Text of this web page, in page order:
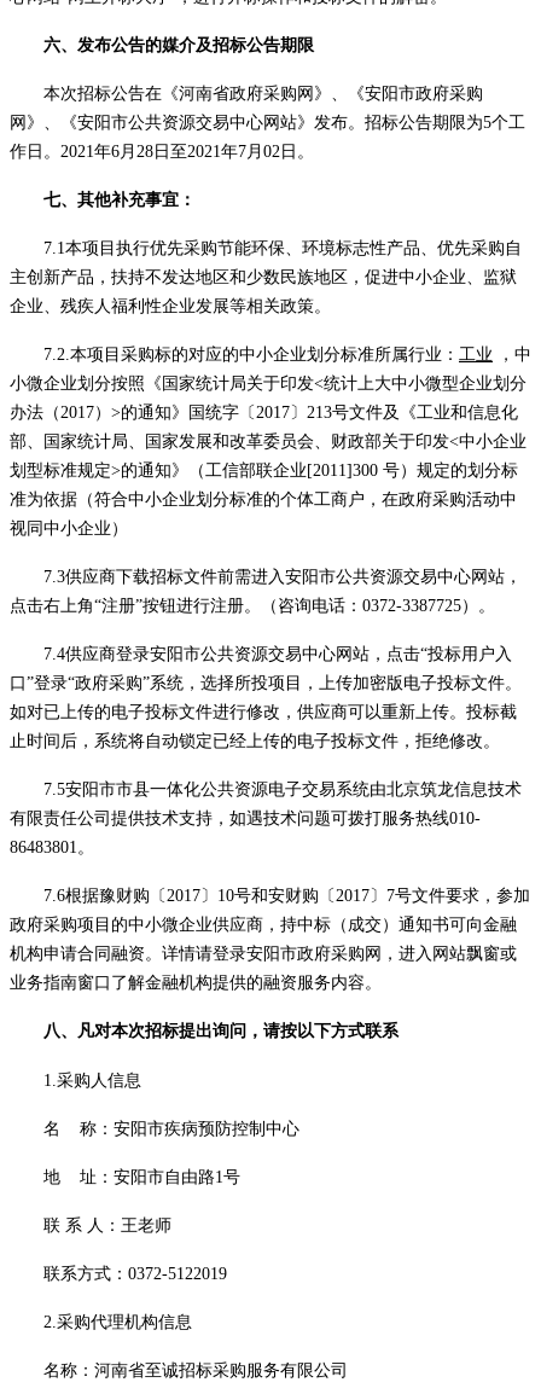
六、发布公告的媒介及招标公告期限
本次招标公告在《河南省政府采购网》、《安阳市政府采购
网》、《安阳市公共资源交易中心网站》发布。招标公告期限为5个工
作日。 2021年6月 28 日至2021年7月 02 日。
七、其他补充事宜：
7.1本项目执行优先采购节能环保、环境标志性产品、优先采购自
主创新产品，扶持不发达地区和少数民族地区，促进中小企业、监狱
企业、残疾人福利性企业发展等相关政策。
7.2.本项目采购标的对应的中小企业划分标准所属行业： 工业
，中
小微企业划分按照《国家统计局关于印发<统计上大中小微型企业划分
办法（2017）>的通知》国统字〔2017〕213号文件及《工业和信息化
部、国家统计局、国家发展和改革委员会、财政部关于印发<中小企业
划型标准规定>的通知》（工信部联企业[2011]300 号）规定的划分标
准为依据（符合中小企业划分标准的个体工商户，在政府采购活动中
视同中小企业）
7.3供应商下载招标文件前需进入安阳市公共资源交易中心网站，
点击右上角“注册”按钮进行注册。（咨询电话：0372-3387725）。
7.4供应商登录安阳市公共资源交易中心网站，点击“投标用户入
口”登录“政府采购”系统，选择所投项目，上传加密版电子投标文件。
如对已上传的电子投标文件进行修改，供应商可以重新上传。投标截
止时间后，系统将自动锁定已经上传的电子投标文件，拒绝修改。
7.5安阳市市县一体化公共资源电子交易系统由北京筑龙信息技术
有限责任公司提供技术支持，如遇技术问题可拨打服务热线010-
86483801。
7.6根据豫财购〔 2017〕10号和安财购〔2017〕7号文件要求，参加
政府采购项目的中小微企业供应商，持中标（成交）通知书可向金融
机构申请合同融资。详情请登录安阳市政府采购网，进入网站飘窗或
业务指南窗口了解金融机构提供的融资服务内容。
八、凡对本次招标提出询问，请按以下方式联系
1.采购人信息
名 称：安阳市疾病预防控制中心
地 址：安阳市自由路1号
联 系 人： 王老师
联系方式： 0372-5122019
2.采购代理机构信息
名称：河南省至诚招标采购服务有限公司